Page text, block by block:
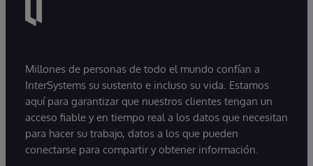
Millones de personas de todo el mundo confían a
InterSystems su sustento e incluso su vida. Estamos
aquí para garantizar que nuestros clientes tengan un
acceso fiable y en tiempo real a los datos que necesitan
para hacer su trabajo, datos a los que pueden
conectarse para compartir y obtener información.